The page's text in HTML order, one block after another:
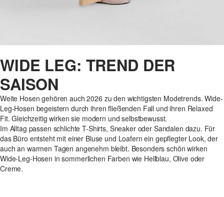
WIDE LEG: TREND DER
SAISON
Weite Hosen gehören auch 2026 zu den wichtigsten Modetrends. Wide-
Leg-Hosen begeistern durch ihren fließenden Fall und ihren Relaxed
Fit. Gleichzeitig wirken sie modern und selbstbewusst.
Im Alltag passen schlichte T-Shirts, Sneaker oder Sandalen dazu. Für
das Büro entsteht mit einer Bluse und Loafern ein gepflegter Look, der
auch an warmen Tagen angenehm bleibt. Besonders schön wirken
Wide-Leg-Hosen in sommerlichen Farben wie Hellblau, Olive oder
Creme.